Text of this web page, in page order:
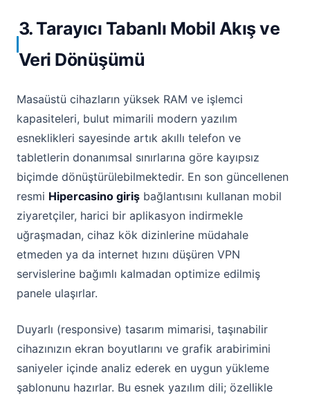
3. Tarayıcı Tabanlı Mobil Akış ve
Veri Dönüşümü
Masaüstü cihazların yüksek RAM ve işlemci
kapasiteleri, bulut mimarili modern yazılım
esneklikleri sayesinde artık akıllı telefon ve
tabletlerin donanımsal sınırlarına göre kayıpsız
biçimde dönüştürülebilmektedir. En son güncellenen
resmi Hipercasino giriş bağlantısını kullanan mobil
ziyaretçiler, harici bir aplikasyon indirmekle
uğraşmadan, cihaz kök dizinlerine müdahale
etmeden ya da internet hızını düşüren VPN
servislerine bağımlı kalmadan optimize edilmiş
panele ulaşırlar.
Duyarlı (responsive) tasarım mimarisi, taşınabilir
cihazınızın ekran boyutlarını ve grafik arabirimini
saniyeler içinde analiz ederek en uygun yükleme
şablonunu hazırlar. Bu esnek yazılım dili; özellikle